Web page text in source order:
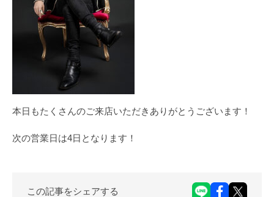
本日もたくさんのご来店いただきありがとうございます！
次の営業日は4日となります！
この記事をシェアする